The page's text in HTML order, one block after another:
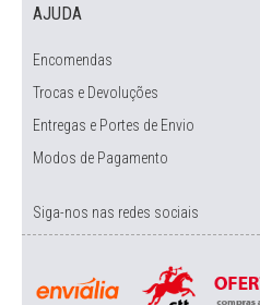
AJUDA
Encomendas
Trocas e Devoluções
Entregas e Portes de Envio
Modos de Pagamento
Siga-nos nas redes sociais